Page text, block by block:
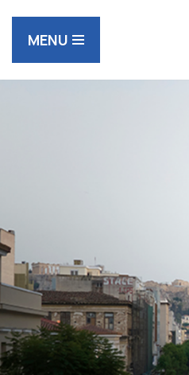
Μεταπηδήστε
στο
MENU